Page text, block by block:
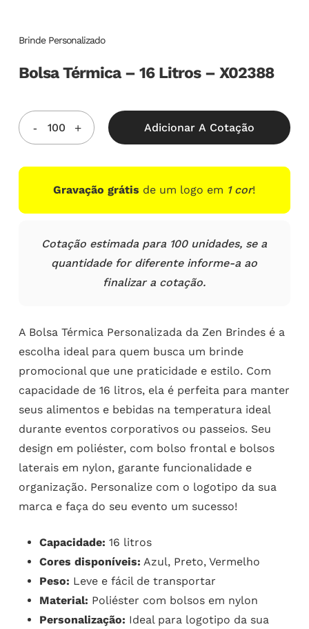
Brinde Personalizado
Bolsa Térmica – 16 Litros – X02388
Adicionar A Cotação
Gravação grátis de um logo em 1 cor!
Cotação estimada para 100 unidades, se a
quantidade for diferente informe-a ao
finalizar a cotação.
A Bolsa Térmica Personalizada da Zen Brindes é a
escolha ideal para quem busca um brinde
promocional que une praticidade e estilo. Com
capacidade de 16 litros, ela é perfeita para manter
seus alimentos e bebidas na temperatura ideal
durante eventos corporativos ou passeios. Seu
design em poliéster, com bolso frontal e bolsos
laterais em nylon, garante funcionalidade e
organização. Personalize com o logotipo da sua
marca e faça do seu evento um sucesso!
Capacidade: 16 litros
Cores disponíveis: Azul, Preto, Vermelho
Peso: Leve e fácil de transportar
Material: Poliéster com bolsos em nylon
Personalização: Ideal para logotipo da sua